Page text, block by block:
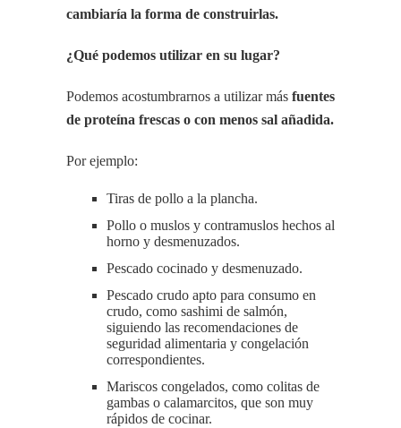
cambiaría la forma de construirlas.
¿Qué podemos utilizar en su lugar?
Podemos acostumbrarnos a utilizar más fuentes
de proteína frescas o con menos sal añadida.
Por ejemplo:
Tiras de pollo a la plancha.
Pollo o muslos y contramuslos hechos al
horno y desmenuzados.
Pescado cocinado y desmenuzado.
Pescado crudo apto para consumo en
crudo, como sashimi de salmón,
siguiendo las recomendaciones de
seguridad alimentaria y congelación
correspondientes.
Mariscos congelados, como colitas de
gambas o calamarcitos, que son muy
rápidos de cocinar.